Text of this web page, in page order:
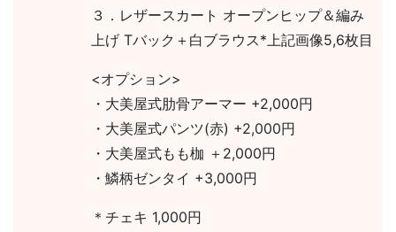
３．レザースカート オープンヒップ＆編み
上げ Tバック＋白ブラウス*上記画像5,6枚目
<オプション>
・大美屋式肋骨アーマー +2,000円
・大美屋式パンツ(赤) +2,000円
・大美屋式もも枷 ＋2,000円
・鱗柄ゼンタイ +3,000円
＊チェキ 1,000円